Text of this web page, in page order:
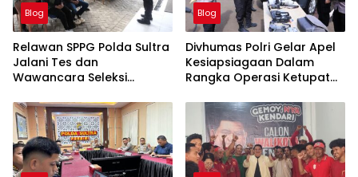
Blog
Relawan SPPG Polda Sultra
Jalani Tes dan
Wawancara Seleksi
Nasional Daerah
Blog
Divhumas Polri Gelar Apel
Kesiapsiagaan Dalam
Rangka Operasi Ketupat